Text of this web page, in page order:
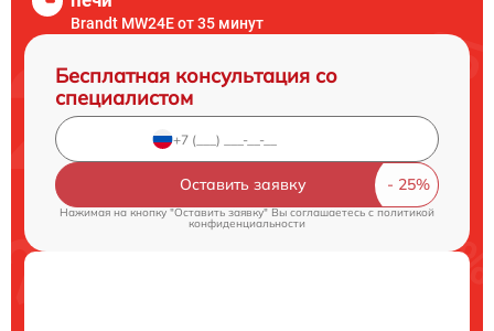
Brandt MW24E от 35 минут
Бесплатная консультация со
специалистом
Оставить заявку
Нажимая на кнопку "Оставить заявку" Вы соглашаетесь c политикой
конфиденциальности